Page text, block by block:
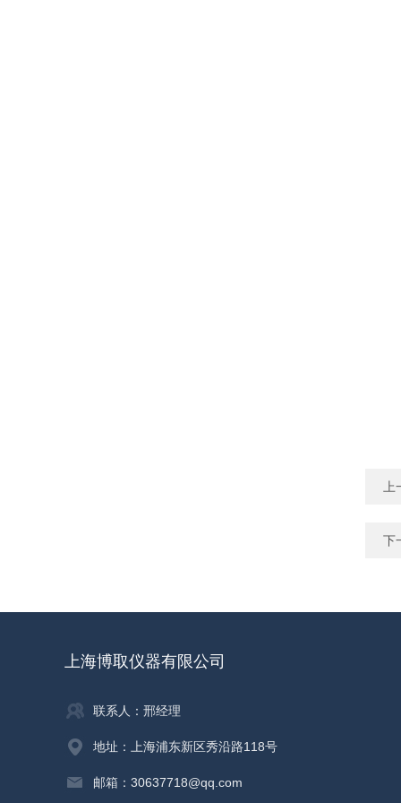
下
上海博取仪器有限公司
联系人：邢经理
地址：上海浦东新区秀沿路118号
邮箱：30637718@qq.com